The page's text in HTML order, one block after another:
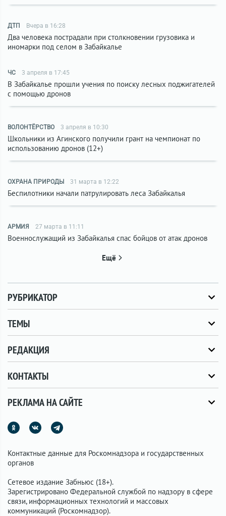
ДТП Вчера в 16:28
Два человека пострадали при столкновении грузовика и
иномарки под селом в Забайкалье
ЧС 3 апреля в 17:45
В Забайкалье прошли учения по поиску лесных поджигателей
с помощью дронов
ВОЛОНТЁРСТВО 3 апреля в 10:30
Школьники из Агинского получили грант на чемпионат по
использованию дронов (12+)
ОХРАНА ПРИРОДЫ 31 марта в 12:22
Беспилотники начали патрулировать леса Забайкалья
АРМИЯ 27 марта в 11:11
Военнослужащий из Забайкалья спас бойцов от атак дронов
Ещё
РУБРИКАТОР
ТЕМЫ
РЕДАКЦИЯ
КОНТАКТЫ
РЕКЛАМА НА САЙТЕ
Контактные данные для Роскомнадзора и государственных
органов
Сетевое издание Забньюс (18+).
Зарегистрировано Федеральной службой по надзору в сфере
связи, информационных технологий и массовых
коммуникаций (Роскомнадзор).